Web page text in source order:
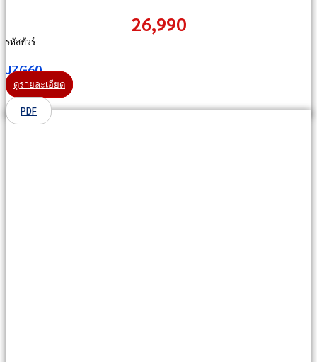
26,990
รหัสทัวร์
JZG60
ดูรายละเอียด
PDF